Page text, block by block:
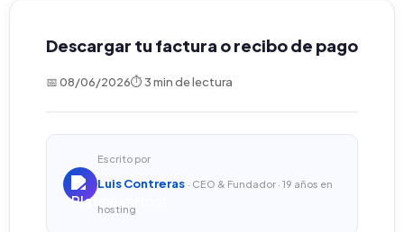
Descargar tu factura o recibo de pago
📅 08/06/2026⏱ 3 min de lectura
Escrito por
Luis Contreras · CEO & Fundador · 19 años en
hosting